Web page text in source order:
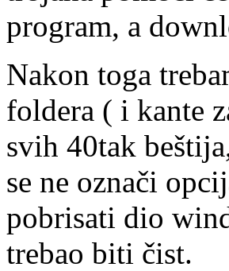
program, a
Nakon toga
foldera ( i kante
svih 40tak
se ne označi
pobrisati dio
trebao biti čist.